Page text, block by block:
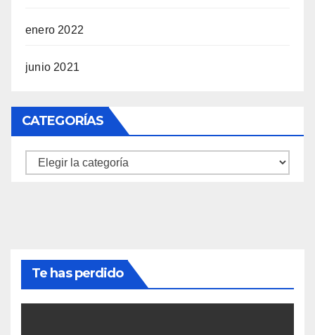
enero 2022
junio 2021
CATEGORÍAS
Categorías
Te has perdido